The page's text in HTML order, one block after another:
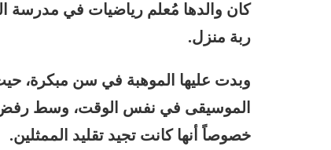
كان والدها مُعلم رياضيات في مدرسة
ربة منزل.
وبدت عليها الموهبة في سن مبكرة،
الموسيقى في نفس الوقت، وسط رفض
خصوصاً أنها كانت تجيد تقليد الممثلين.